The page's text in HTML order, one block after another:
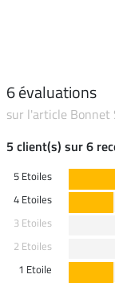
6 évaluations
sur l'article Bonnet
5 client(s) sur 6
5 Etoiles
4 Etoiles
3 Etoiles
2 Etoiles
1 Etoile